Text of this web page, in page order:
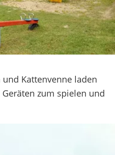
Kattenvenne laden
zum spielen und